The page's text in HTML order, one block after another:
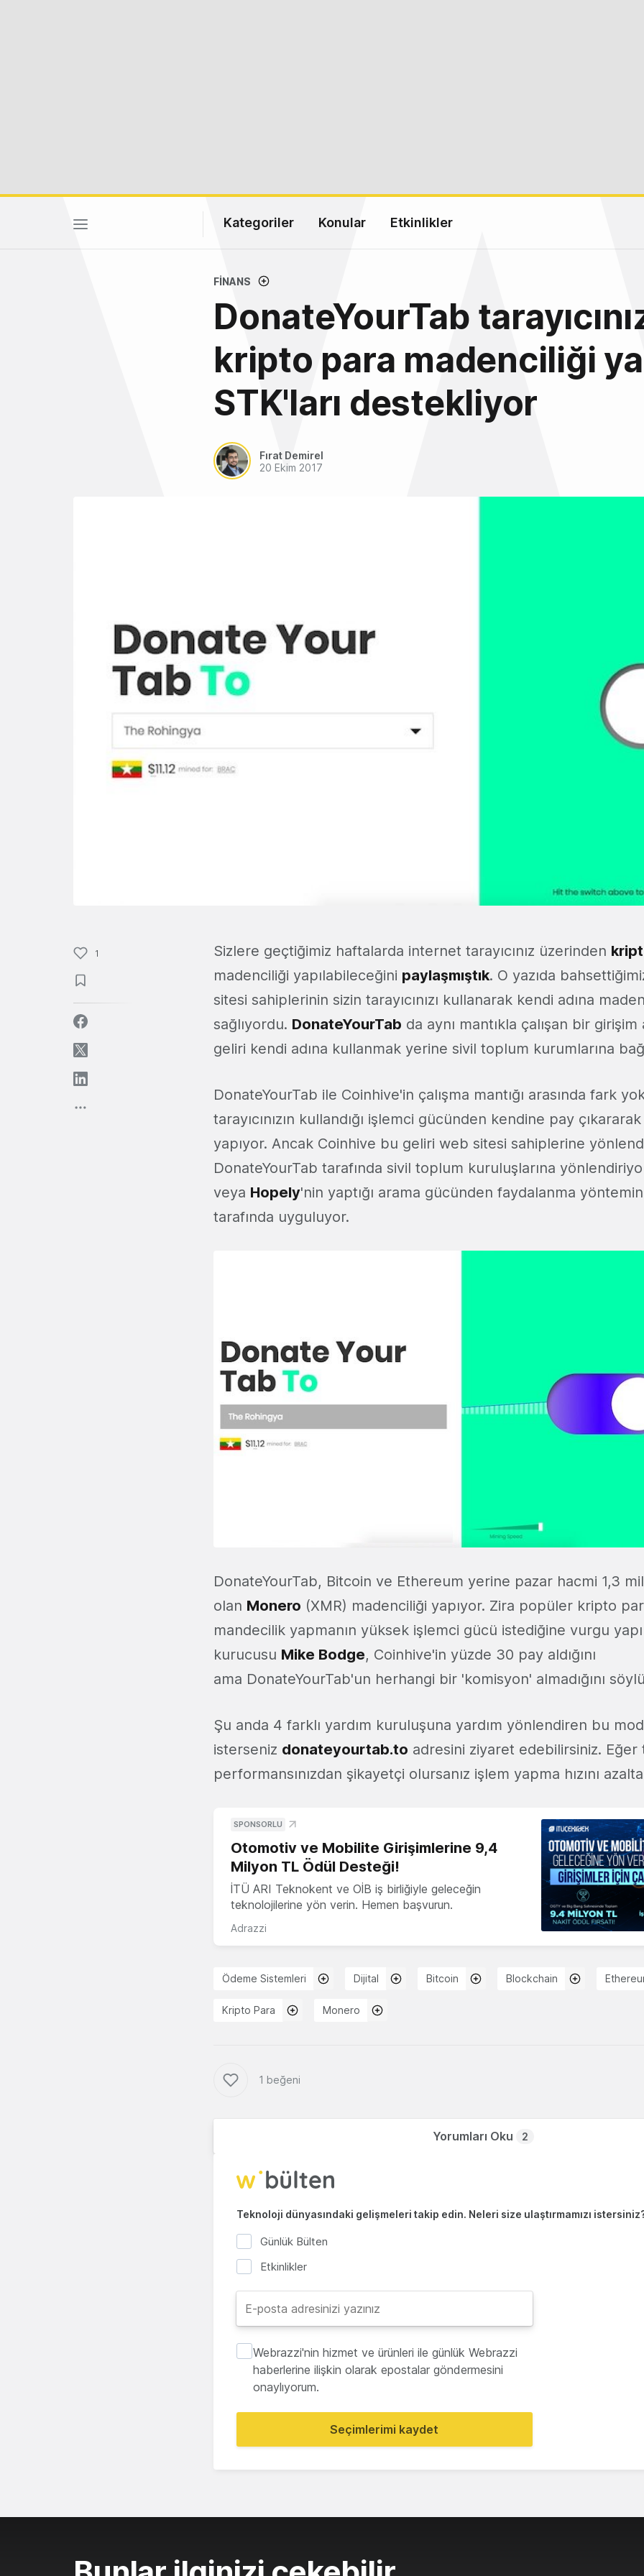
Kategoriler Konular Etkinlikler
FINANS
DonateYourTab
kripto para madenciliği
STK'ları destekliyor
Fırat Demirel
20 Ekim 2017
1 Sizlere geçtiğimiz haftalarda internet tarayıcınız üzerinden
madenciliği yapılabileceğini paylaşmıştık. O yazıda
sitesi sahiplerinin sizin tarayıcınızı kullanarak kendi adına
sağlıyordu. DonateYourTab da aynı mantıkla çalışan bir
geliri kendi adına kullanmak yerine sivil toplum kurumlarına
DonateYourTab ile Coinhive'in çalışma mantığı arasında fark
tarayıcınızın kullandığı işlemci gücünden kendine pay
yapıyor. Ancak Coinhive bu geliri web sitesi sahiplerine
DonateYourTab tarafında sivil toplum kuruluşlarına
veya Hopely'nin yaptığı arama gücünden faydalanma
tarafında uyguluyor.
DonateYourTab, Bitcoin ve Ethereum yerine pazar hacmi 1,3
olan Monero (XMR) madenciliği yapıyor. Zira popüler kripto
mandecilik yapmanın yüksek işlemci gücü istediğine vurgu
kurucusu Mike Bodge, Coinhive'in yüzde 30 pay aldığını
ama DonateYourTab'un herhangi bir 'komisyon' almadığını
Şu anda 4 farklı yardım kuruluşuna yardım yönlendiren bu
isterseniz donateyourtab.to adresini ziyaret edebilirsiniz. Eğer
performansınızdan şikayetçi olursanız işlem yapma hızını
SPONSORLU
Otomotiv ve Mobilite Girişimlerine 9,4
Milyon TL Ödül Desteği!
İTÜ ARI Teknokent ve OİB iş birliğiyle geleceğin
teknolojilerine yön verin. Hemen başvurun.
Adrazzi
Ödeme Sistemleri Dijital Bitcoin Blockchain
Kripto Para Monero
1 beğeni
Yorumları Oku 2
Teknoloji dünyasındaki gelişmeleri takip edin. Neleri size ulaştırmamızı
Günlük Bülten
Etkinlikler
Webrazzi'nin hizmet ve ürünleri ile günlük Webrazzi
haberlerine ilişkin olarak epostalar göndermesini
onaylıyorum.
Seçimlerimi kaydet